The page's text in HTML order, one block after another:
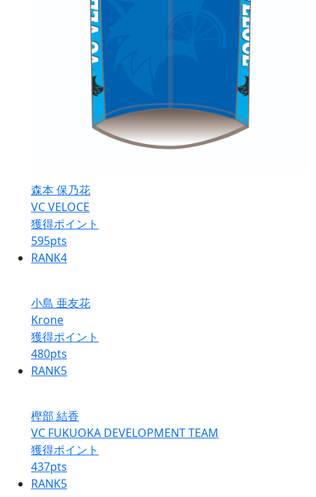
森本 保乃花
VC VELOCE
獲得ポイント
595pts
RANK4
小島 亜友花
Krone
獲得ポイント
480pts
RANK5
樫部 結香
VC FUKUOKA DEVELOPMENT TEAM
獲得ポイント
437pts
RANK5